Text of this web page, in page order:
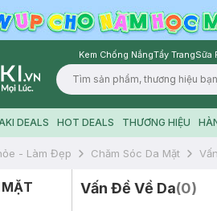
Kem Chống NắngTẩy TrangSữa
DEALS HOT DEALS THƯƠNG HIỆU
- Làm Đẹp Chăm Sóc Da Mặt
MẶT Vấn Đề Về Da(0)